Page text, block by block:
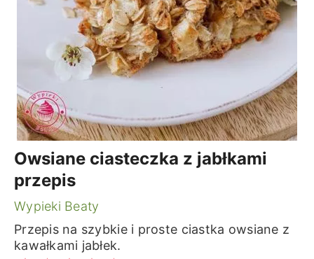
Owsiane ciasteczka z jabłkami
przepis
Wypieki Beaty
Przepis na szybkie i proste ciastka owsiane z
kawałkami jabłek.